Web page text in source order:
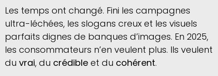
Les temps ont changé. Fini les campagnes
ultra-léchées, les slogans creux et les visuels
parfaits dignes de banques d’images. En 2025,
les consommateurs n’en veulent plus. Ils veulent
du vrai, du crédible et du cohérent.